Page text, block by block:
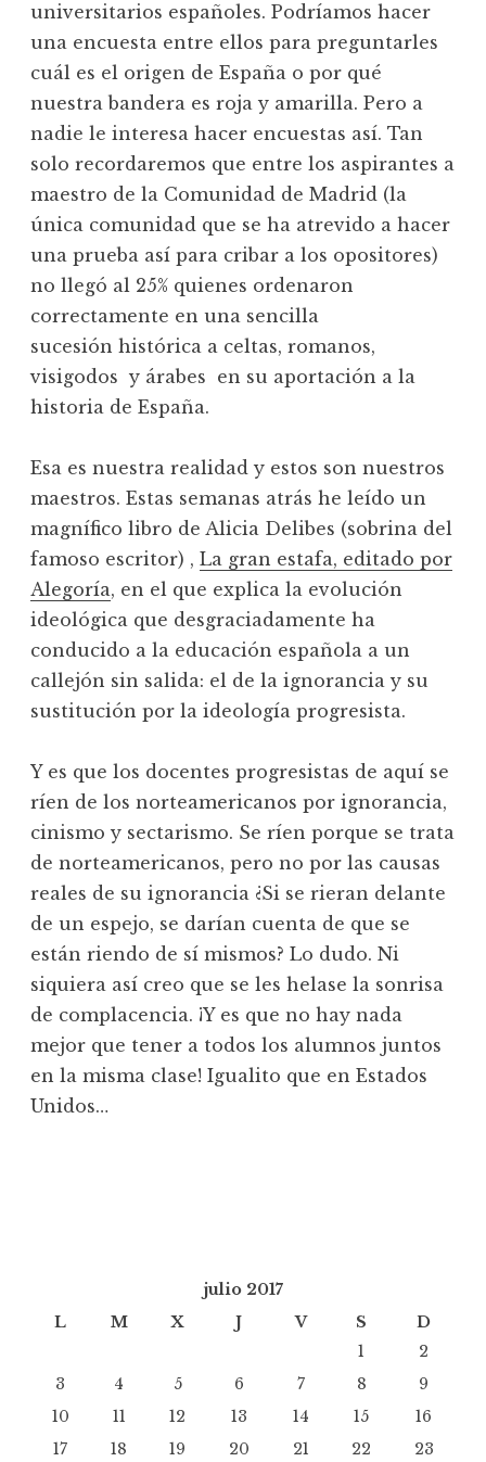
universitarios españoles. Podríamos hacer
una encuesta entre ellos para preguntarles
cuál es el origen de España o por qué
nuestra bandera es roja y amarilla. Pero a
nadie le interesa hacer encuestas así. Tan
solo recordaremos que entre los aspirantes a
maestro de la Comunidad de Madrid (la
única comunidad que se ha atrevido a hacer
una prueba así para cribar a los opositores)
no llegó al 25% quienes ordenaron
correctamente en una sencilla
sucesión histórica a celtas, romanos,
visigodos y árabes en su aportación a la
historia de España.
Esa es nuestra realidad y estos son nuestros
maestros. Estas semanas atrás he leído un
magnífico libro de Alicia Delibes (sobrina del
famoso escritor) , La gran estafa, editado por
Alegoría, en el que explica la evolución
ideológica que desgraciadamente ha
conducido a la educación española a un
callejón sin salida: el de la ignorancia y su
sustitución por la ideología progresista.
Y es que los docentes progresistas de aquí se
ríen de los norteamericanos por ignorancia,
cinismo y sectarismo. Se ríen porque se trata
de norteamericanos, pero no por las causas
reales de su ignorancia ¿Si se rieran delante
de un espejo, se darían cuenta de que se
están riendo de sí mismos? Lo dudo. Ni
siquiera así creo que se les helase la sonrisa
de complacencia. ¡Y es que no hay nada
mejor que tener a todos los alumnos juntos
en la misma clase! Igualito que en Estados
Unidos…
julio 2017
L
M X J V S
D
1
2
3
4 5 6 7 8
9
10
11 12 13 14 15
16
17
18 19 20 21 22
23